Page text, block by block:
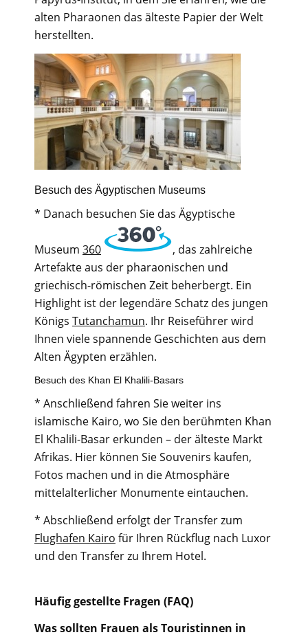
alten Pharaonen das älteste Papier der Welt
herstellten.
Besuch des Ägyptischen Museums
* Danach besuchen Sie das Ägyptische
Museum 360
, das zahlreiche
Artefakte aus der pharaonischen und
griechisch-römischen Zeit beherbergt. Ein
Highlight ist der legendäre Schatz des jungen
Königs Tutanchamun. Ihr Reiseführer wird
Ihnen viele spannende Geschichten aus dem
Alten Ägypten erzählen.
Besuch des Khan El Khalili-Basars
* Anschließend fahren Sie weiter ins
islamische Kairo, wo Sie den berühmten Khan
El Khalili-Basar erkunden – der älteste Markt
Afrikas. Hier können Sie Souvenirs kaufen,
Fotos machen und in die Atmosphäre
mittelalterlicher Monumente eintauchen.
* Abschließend erfolgt der Transfer zum
Flughafen Kairo für Ihren Rückflug nach Luxor
und den Transfer zu Ihrem Hotel.
Häufig gestellte Fragen (FAQ)
Was sollten Frauen als Touristinnen in